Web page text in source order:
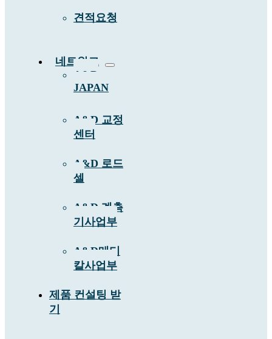
견적요청
네트워크
A&D
JAPAN
A&D 교정
센터
A&D 로드
셀
A&D 계측
기사업부
A&D메디
칼사업부
제품 컨설팅 받
기